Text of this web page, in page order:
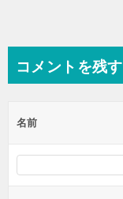
コメントを残す
名前